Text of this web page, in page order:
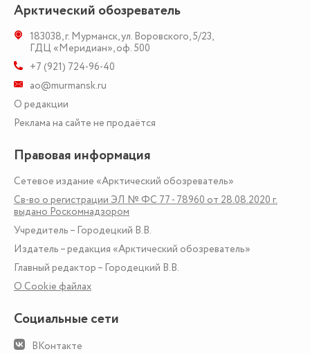
Арктический обозреватель
183038,г. Мурманск,ул. Воровского, 5/23,
ГДЦ «Меридиан», оф. 500
+7 (921) 724-96-40
ao@murmansk.ru
О редакции
Реклама на сайте не продаётся
Правовая информация
Сетевое издание «Арктический обозреватель»
Св-во о регистрации ЭЛ № ФС 77 - 78960 от 28.08.2020 г.
выдано Роскомнадзором
Учредитель – Городецкий В.В.
Издатель – редакция «Арктический обозреватель»
Главный редактор – Городецкий В.В.
О Сookie файлах
Социальные сети
ВКонтакте